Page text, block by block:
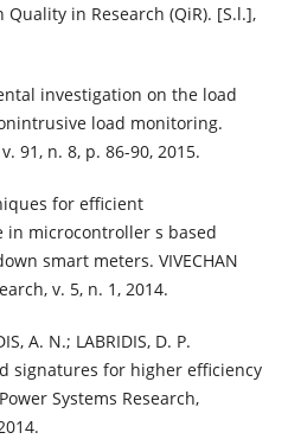
in Research (QiR). [S.l.],
investigation on the load
load monitoring.
91, n. 8, p. 86-90, 2015.
for efficient
microcontroller s based
smart meters. VIVECHAN
v. 5, n. 1, 2014.
A. N.; LABRIDIS, D. P.
signatures for higher efficiency
Systems Research,